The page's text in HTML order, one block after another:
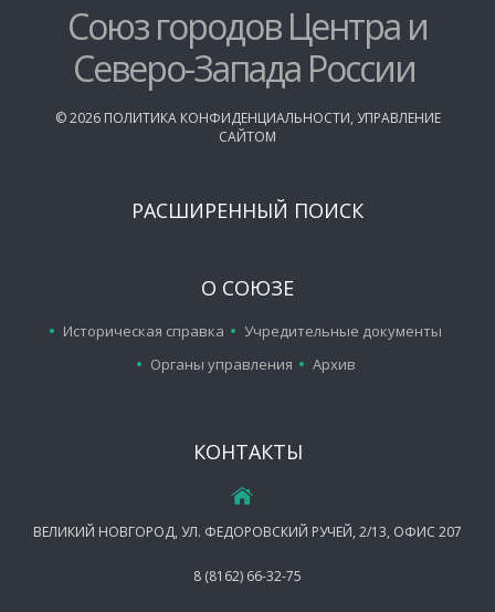
Союз городов Центра и
Северо-Запада России
©2026 ПОЛИТИКА КОНФИДЕНЦИАЛЬНОСТИ, УПРАВЛЕНИЕ
САЙТОМ
РАСШИРЕННЫЙ ПОИСК
О СОЮЗЕ
Историческая справка
Учредительные документы
Органы управления
Архив
КОНТАКТЫ
ВЕЛИКИЙ НОВГОРОД, УЛ. ФЕДОРОВСКИЙ РУЧЕЙ, 2/13, ОФИС 207
8 (8162) 66-32-75